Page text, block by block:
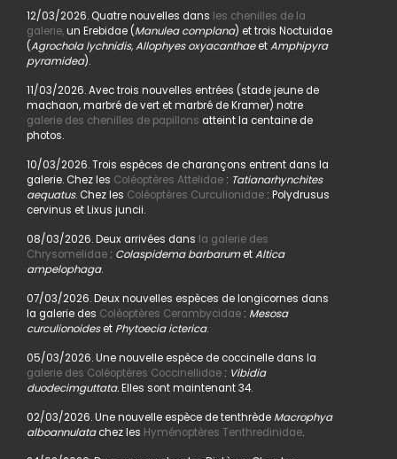
12/03/2026. Quatre nouvelles dans les chenilles de la
galerie,un Erebidae (Manulea complana) et trois Noctuidae
(Agrochola lychnidis, Allophyes oxyacanthaeetAmphipyra
pyramidea).
11/03/2026. Avec trois nouvelles entrées (stade jeune de
machaon, marbré de vert et marbré de Kramer) notre
galerie des chenilles de papillons atteint la centaine de
photos.
10/03/2026. Trois espèces de charançons entrent dans la
galerie. Chez les Coléoptères Attelidae: Tatianarhynchites
aequatus. Chez les Coléoptères Curculionidae: Polydrusus
cervinus et Lixus juncii.
08/03/2026. Deux arrivées dans la galerie des
Chrysomelidae: Colaspidema barbarumetAltica
ampelophaga.
07/03/2026. Deux nouvelles espèces de longicornes dans
la galerie des Coléoptères Cerambycidae: Mesosa
curculionoideset Phytoecia icterica.
05/03/2026. Une nouvelle espèce de coccinelle dans la
galerie des Coléoptères Coccinellidae: Vibidia
duodecimguttata.Elles sont maintenant 34.
02/03/2026. Une nouvelle espèce de tenthrède Macrophya
alboannulatachez les Hyménoptères Tenthredinidae.